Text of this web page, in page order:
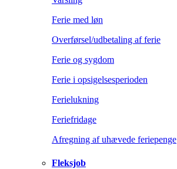
Ferie med løn
Overførsel/udbetaling af ferie
Ferie og sygdom
Ferie i opsigelsesperioden
Ferielukning
Feriefridage
Afregning af uhævede feriepenge
Fleksjob